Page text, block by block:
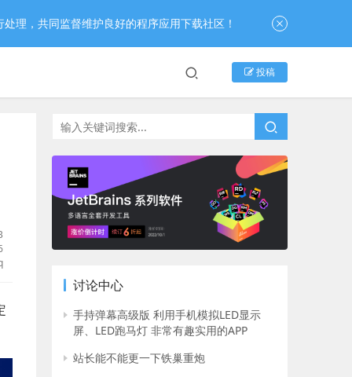
投稿
讨论中心
手持弹幕高级版 利用手机模拟LED显示
屏、LED跑马灯 非常有趣实用的APP
站长能不能更一下铁巢重炮
理，共同监督维护良好的程序应用下载社区！